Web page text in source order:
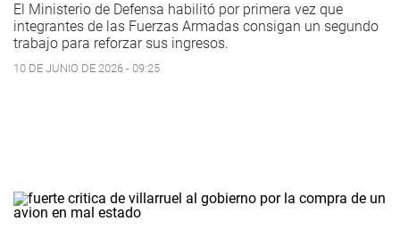
El Ministerio de Defensa habilitó por primera vez que
integrantes de las Fuerzas Armadas consigan un segundo
trabajo para reforzar sus ingresos.
10 DE JUNIO DE 2026 - 09:25